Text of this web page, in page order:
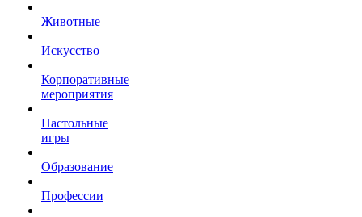
Животные
Искусство
Корпоративные
мероприятия
Настольные
игры
Образование
Профессии